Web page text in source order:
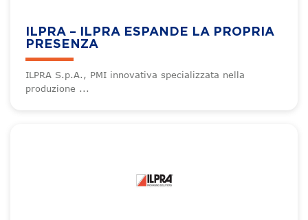
ILPRA – ILPRA ESPANDE LA PROPRIA
PRESENZA
ILPRA S.p.A., PMI innovativa specializzata nella
produzione ...